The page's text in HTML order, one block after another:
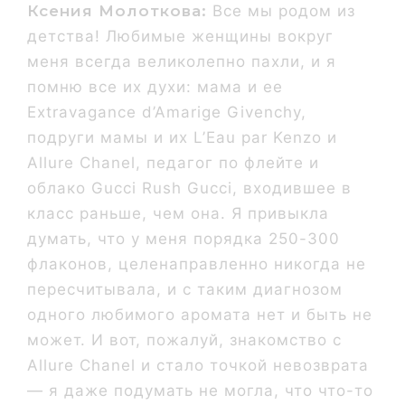
Ксения Молоткова: Все мы родом из
детства! Любимые женщины вокруг
меня всегда великолепно пахли, и я
помню все их духи: мама и ее
Extravagance d’Amarige Givenchy,
подруги мамы и их L’Eau par Kenzo и
Allure Chanel, педагог по флейте и
облако Gucci Rush Gucci, входившее в
класс раньше, чем она. Я привыкла
думать, что у меня порядка 250-300
флаконов, целенаправленно никогда не
пересчитывала, и с таким диагнозом
одного любимого аромата нет и быть не
может. И вот, пожалуй, знакомство с
Allure Chanel и стало точкой невозврата
— я даже подумать не могла, что что-то